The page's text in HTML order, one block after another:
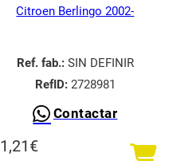
Citroen Berlingo 2002-
Ref. fab.:SIN DEFINIR
RefID:2728981
Contactar
1,21€